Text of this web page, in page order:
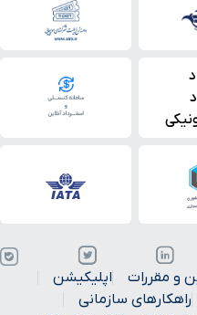
و مقررات
اپلیکیشن
راهکارهای سازمانی